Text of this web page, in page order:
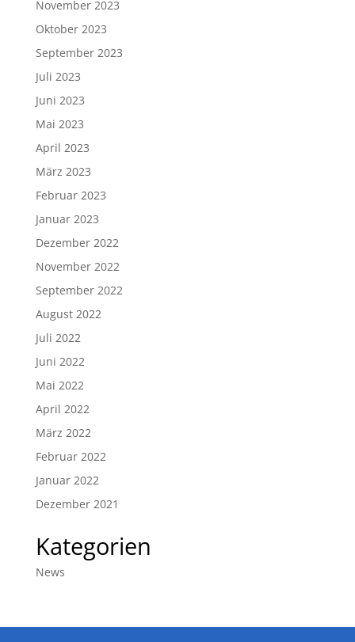
November 2023
Oktober 2023
September 2023
Juli 2023
Juni 2023
Mai 2023
April 2023
März 2023
Februar 2023
Januar 2023
Dezember 2022
November 2022
September 2022
August 2022
Juli 2022
Juni 2022
Mai 2022
April 2022
März 2022
Februar 2022
Januar 2022
Dezember 2021
Kategorien
News